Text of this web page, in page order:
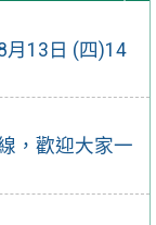
月13日 (四)14
，歡迎大家一